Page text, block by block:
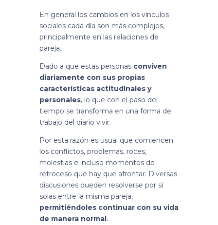
En general los cambios en los vínculos
sociales cada día son más complejos,
principalmente en las relaciones de
pareja.
Dado a que estas personas conviven
diariamente con sus propias
características actitudinales y
personales, lo que con el paso del
tiempo se transforma en una forma de
trabajo del diario vivir.
Por esta razón es usual que comiencen
los conflictos, problemas, roces,
molestias e incluso momentos de
retroceso que hay que afrontar. Diversas
discusiones pueden resolverse por sí
solas entre la misma pareja,
permitiéndoles continuar con su vida
de manera normal.